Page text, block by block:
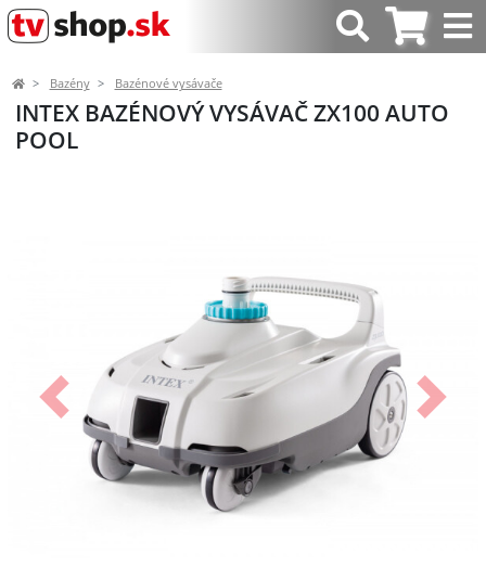
Bazény Bazénové vysávače
INTEX BAZÉNOVÝ VYSÁVAČ ZX100 AUTO
POOL
Predchádzajúci Ďalší